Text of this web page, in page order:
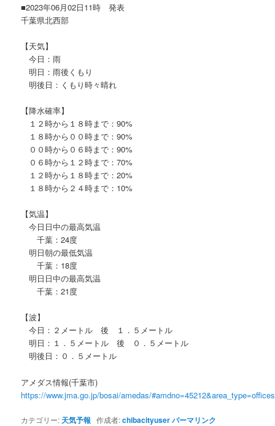
■2023年06月02日11時 発表
千葉県北西部
【天気】
今日：雨
明日：雨後くもり
明後日：くもり時々晴れ
【降水確率】
１２時から１８時まで：90%
１８時から００時まで：90%
００時から０６時まで：90%
０６時から１２時まで：70%
１２時から１８時まで：20%
１８時から２４時まで：10%
【気温】
今日日中の最高気温
千葉：24度
明日朝の最低気温
千葉：18度
明日日中の最高気温
千葉：21度
【波】
今日：２メートル 後 １．５メートル
明日：１．５メートル 後 ０．５メートル
明後日：０．５メートル
アメダス情報(千葉市)
https://www.jma.go.jp/bosai/amedas/
カテゴリー: 天気予報 作成者:chibacityuserパーマリンク